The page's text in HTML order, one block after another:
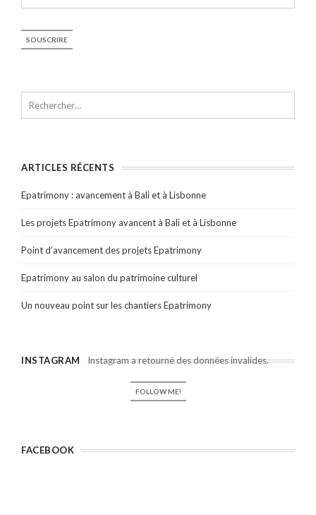
ARTICLES RÉCENTS
Epatrimony : avancement à Bali et à Lisbonne
Les projets Epatrimony avancent à Bali et à Lisbonne
Point d’avancement des projets Epatrimony
Epatrimony au salon du patrimoine culturel
Un nouveau point sur les chantiers Epatrimony
INSTAGRAM Instagram a retourné des données invalides.
FOLLOW ME!
FACEBOOK